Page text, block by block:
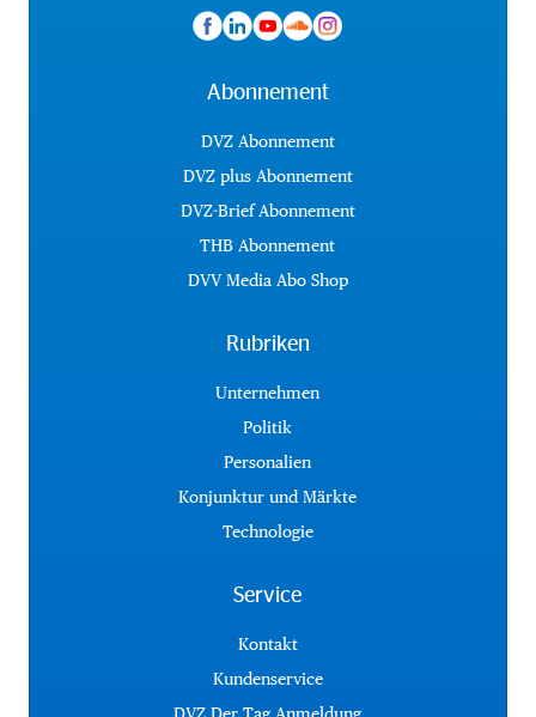
Abonnement
DVZ Abonnement
DVZ plus Abonnement
DVZ-Brief Abonnement
THB Abonnement
DVV Media Abo Shop
Rubriken
Unternehmen
Politik
Personalien
Konjunktur und Märkte
Technologie
Service
Kontakt
Kundenservice